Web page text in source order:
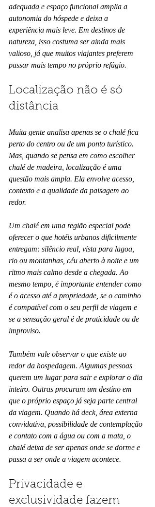
adequada e espaço funcional amplia a
autonomia do hóspede e deixa a
experiência mais leve. Em destinos de
natureza, isso costuma ser ainda mais
valioso, já que muitos viajantes preferem
passar mais tempo no próprio refúgio.
Localização não é só
distância
Muita gente analisa apenas se o chalé fica
perto do centro ou de um ponto turístico.
Mas, quando se pensa em como escolher
chalé de madeira, localização é uma
questão mais ampla. Ela envolve acesso,
contexto e a qualidade da paisagem ao
redor.
Um chalé em uma região especial pode
oferecer o que hotéis urbanos dificilmente
entregam: silêncio real, vista para lagoa,
rio ou montanhas, céu aberto à noite e um
ritmo mais calmo desde a chegada. Ao
mesmo tempo, é importante entender como
é o acesso até a propriedade, se o caminho
é compatível com o seu perfil de viagem e
se a sensação geral é de praticidade ou de
improviso.
Também vale observar o que existe ao
redor da hospedagem. Algumas pessoas
querem um lugar para sair e explorar o dia
inteiro. Outras procuram um destino em
que o próprio espaço já seja parte central
da viagem. Quando há deck, área externa
convidativa, possibilidade de contemplação
e contato com a água ou com a mata, o
chalé deixa de ser apenas onde se dorme e
passa a ser onde a viagem acontece.
Privacidade e
exclusividade fazem